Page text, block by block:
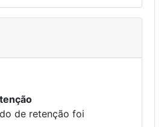
de retenção foi